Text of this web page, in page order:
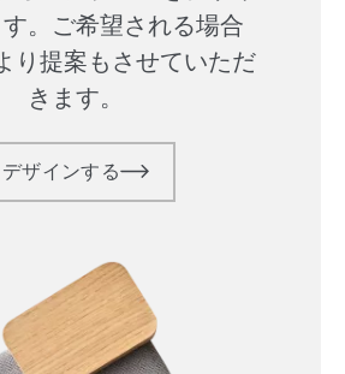
。ご希望される場合
り提案もさせていただ
きます。
デザインする